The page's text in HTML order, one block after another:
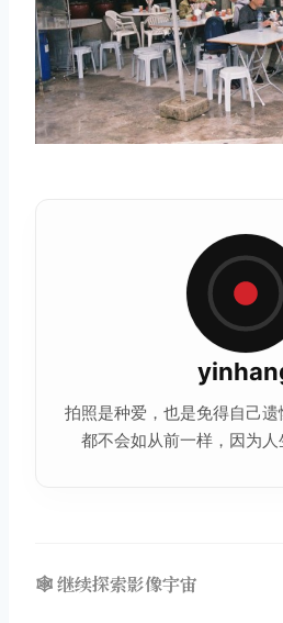
拍照是种爱，也是免得自己
都不会如从前一样，因为人
🕸️ 继续探索影像宇宙